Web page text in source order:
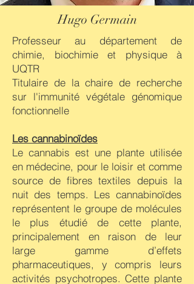
Hugo Germain
Professeur au département de
chimie, biochimie et physique à
UQTR
Titulaire de la chaire de recherche
sur l'immunité végétale génomique
fonctionnelle
Les cannabinoïdes
Le cannabis est une plante utilisée
en médecine, pour le loisir et comme
source de fibres textiles depuis la
nuit des temps. Les cannabinoïdes
représentent le groupe de molécules
le plus étudié de cette plante,
principalement en raison de leur
large gamme d’effets
pharmaceutiques, y compris leurs
activités psychotropes. Cette plante